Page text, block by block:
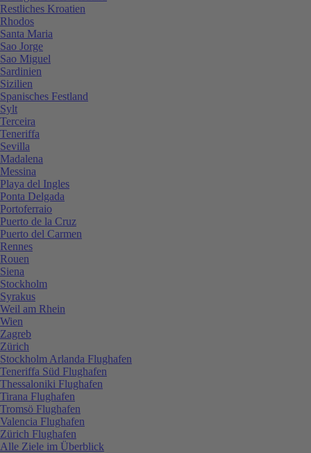
Restliches Kroatien
Rhodos
Santa Maria
Sao Jorge
Sao Miguel
Sardinien
Sizilien
Spanisches Festland
Sylt
Terceira
Teneriffa
Sevilla
Madalena
Messina
Playa del Ingles
Ponta Delgada
Portoferraio
Puerto de la Cruz
Puerto del Carmen
Rennes
Rouen
Siena
Stockholm
Syrakus
Weil am Rhein
Wien
Zagreb
Zürich
Stockholm Arlanda Flughafen
Teneriffa Süd Flughafen
Thessaloniki Flughafen
Tirana Flughafen
Tromsö Flughafen
Valencia Flughafen
Zürich Flughafen
Alle Ziele im Überblick